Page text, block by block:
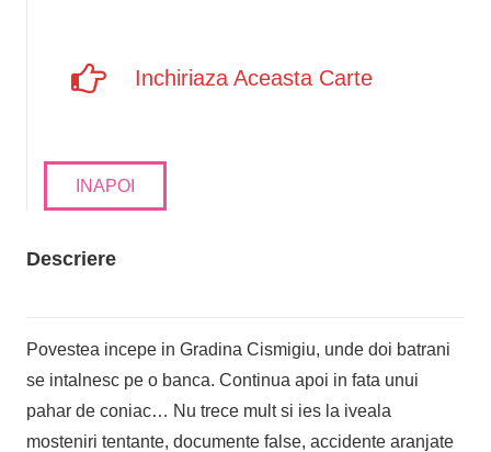
Inchiriaza Aceasta Carte
INAPOI
Descriere
Povestea incepe in Gradina Cismigiu, unde doi batrani
se intalnesc pe o banca. Continua apoi in fata unui
pahar de coniac… Nu trece mult si ies la iveala
mosteniri tentante, documente false, accidente aranjate